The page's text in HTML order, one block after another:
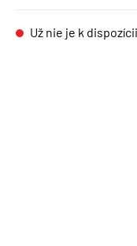
Už nie je k dispozícii